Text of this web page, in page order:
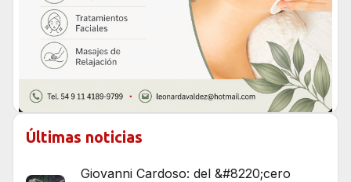
Últimas noticias
Giovanni Cardoso: del &#8220;cero